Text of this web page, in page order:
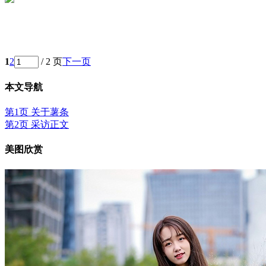
12 / 2 页下一页
本文导航
第1页 关于薯条
第2页 采访正文
美图欣赏